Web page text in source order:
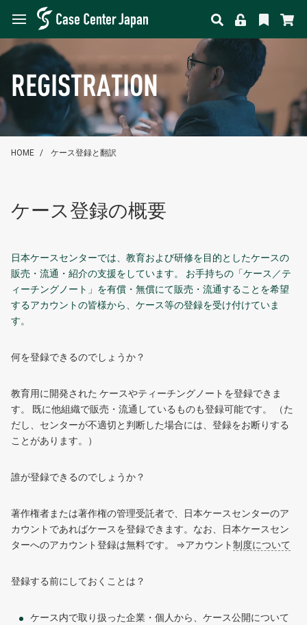
REGISTRATION
HOME ケース登録と翻訳
ケース登録の概要
日本ケースセンターでは、教育および研修を目的としたケースの
販売・流通・紹介の支援をしています。 お手持ちの「ケース／テ
ィーチングノート」を有償・無償にて販売・流通することを希望
するアカウントの皆様から、ケース等の登録を受け付けていま
す。
何を登録できるのでしょうか？
教育用に開発された ケースやティーチングノートを登録できま
す。 既に他組織で販売・流通しているものも登録可能です。 （た
だし、センターが不適切と判断した場合には、登録をお断りする
ことがあります。）
誰が登録できるのでしょうか？
著作権者または著作権の管理受託者で、日本ケースセンターのア
カウントであればケースを登録できます。なお、日本ケースセン
ターへのアカウント登録は無料です。 ⇒アカウント制度について
登録する前にしておくことは？
ケース内で取り扱った企業・個人から、ケース公開について